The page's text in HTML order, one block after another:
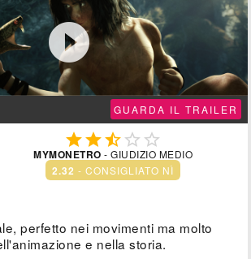

GUARDA IL TRAILER
  
MYMONETRO - GIUDIZIO MEDIO
2.32 - CONSIGLIATO NÌ
perfetto nei movimenti ma molto
e nella storia.